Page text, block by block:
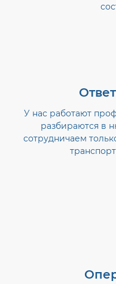
У нас работают
разбираются в
сотрудничаем